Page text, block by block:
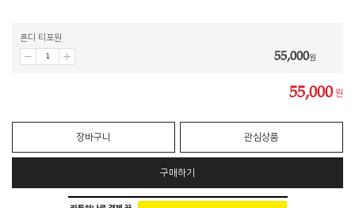
론디 티포원
55,000원
55,000 원
장바구니 관심상품
구매하기